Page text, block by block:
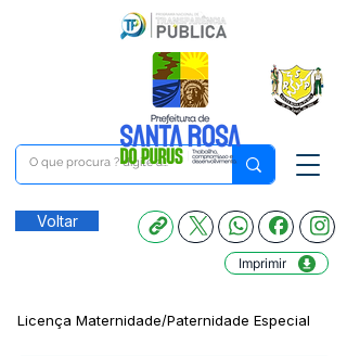
Voltar
Imprimir
Licença Maternidade/Paternidade Especial